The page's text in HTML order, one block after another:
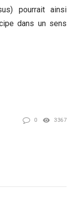
pourrait ainsi
dans un sens
0 3367